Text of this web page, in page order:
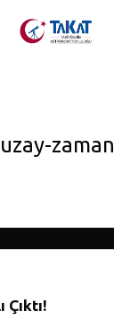
uzay-zaman
Çıktı!